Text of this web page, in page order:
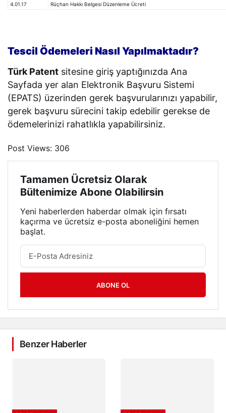
4.01.17 Rüçhan Hakkı Belgesi Düzenleme Ücreti
Tescil Ödemeleri Nasıl Yapılmaktadır?
Türk Patent sitesine giriş yaptığınızda Ana
Sayfada yer alan Elektronik Başvuru Sistemi
(EPATS) üzerinden gerek başvurularınızı yapabilir,
gerek başvuru sürecini takip edebilir gerekse de
ödemelerinizi rahatlıkla yapabilirsiniz.
Post Views: 306
Tamamen Ücretsiz Olarak
Bültenimize Abone Olabilirsin
Yeni haberlerden haberdar olmak için fırsatı
kaçırma ve ücretsiz e-posta aboneliğini hemen
başlat.
ABONE OL
Benzer Haberler